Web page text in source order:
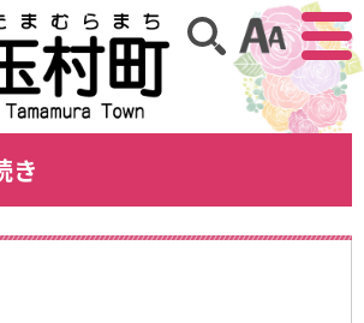
アクセ
サイト内検索
き